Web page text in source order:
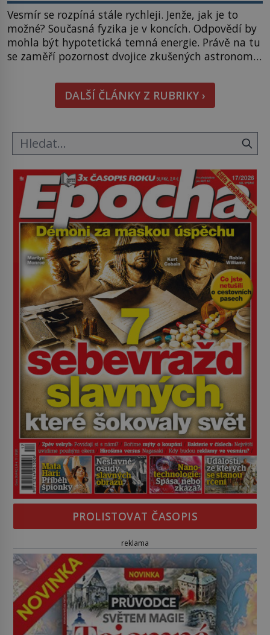
Vesmír se rozpíná stále rychleji. Jenže, jak je to
možné? Současná fyzika je v koncích. Odpovědí by
mohla být hypotetická temná energie. Právě na tu
se zaměří pozornost dvojice zkušených astronomů.
hmatatelnějšího. Naprosto rekordní kometu!
Astronomové Pedro Bernardinelli a Gary Bernstein
mravenčí prací zkoumají archivní snímky v rámci
DALŠÍ ČLÁNKY Z RUBRIKY ›
PROLISTOVAT ČASOPIS
reklama